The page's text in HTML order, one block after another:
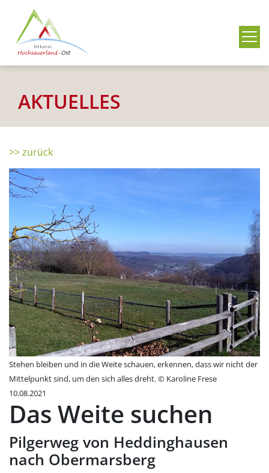
AKTUELLES
>> zurück
Stehen bleiben und in die Weite schauen, erkennen, dass wir nicht der
Mittelpunkt sind, um den sich alles dreht. © Karoline Frese
10.08.2021
Das Weite suchen
Pilgerweg von Heddinghausen
nach Obermarsberg